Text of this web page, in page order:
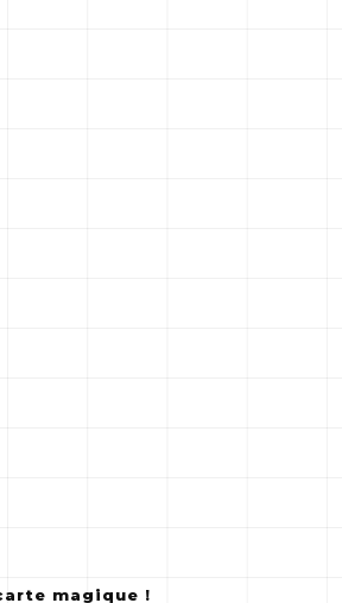
magique !